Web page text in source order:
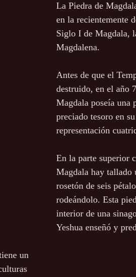
La Piedra de
en la recientemente
Siglo I de Magdala,
Magdalena.
Antes de que el
destruido, en el año
Magdala poseía una
preciado tesoro en
representación
En la parte superior
Magdala hay tallado
rosetón de seis
rodeándolo. Esta
interior de una
Yeshua enseñó y
un